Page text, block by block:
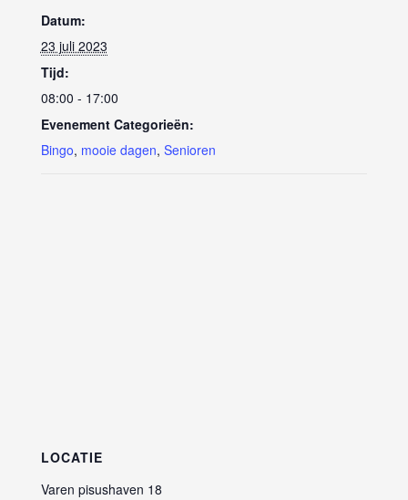
Datum:
23 juli 2023
Tijd:
08:00 - 17:00
Evenement Categorieën:
Bingo, mooie dagen, Senioren
LOCATIE
Varen pisushaven 18